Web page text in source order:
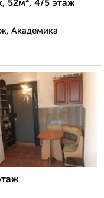
52м², 4/5 этаж
Академика